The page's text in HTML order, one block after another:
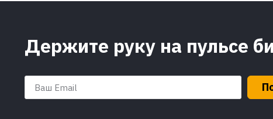
Держите руку на пульсе